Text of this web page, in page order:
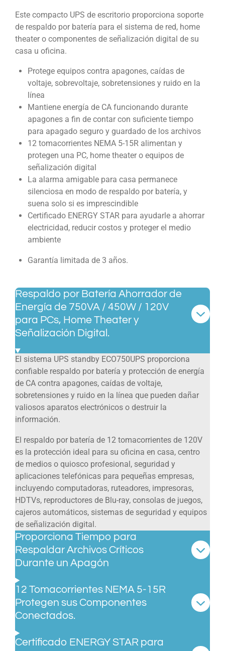
Este compacto UPS de escritorio proporciona soporte
de respaldo por batería para el sistema de red, home
theater o componentes de señalización digital de su
casa u oficina.
Protege equipos contra apagones, caídas de
voltaje, sobrevoltaje, sobretensiones y ruido en la
línea
Mantiene energía de CA funcionando durante
apagones a fin de contar con suficiente tiempo
para apagado seguro y guardado de los archivos
12 tomacorrientes NEMA 5-15R alimentan y
protegen una PC, home theater o equipos de
señalización digital
La alarma amigable para casa permanece
silenciosa en modo de respaldo por batería, y
suena solo si es imprescindible
Certificado ENERGY STAR para ayudarle a ahorrar
electricidad, reducir costos y proteger el medio
ambiente
Garantía limitada de 3 años.
Respaldo por Batería Ahorrador de
Energía de 750VA / 450W / 120V
para PCs, Home Theater y
Señalización Digital.
El sistema UPS standby ECO750UPS proporciona
confiable respaldo por batería y protección de energía
de CA contra apagones, caídas de voltaje,
sobretensiones y ruido en la línea que pueden dañar
valiosos aparatos electrónicos o destruir la
información.
El respaldo por batería de 12 tomacorrientes de 120V
es la protección ideal para su oficina en casa, centro
de medios o quiosco profesional, seguridad y
aplicaciones telefónicas para pequeñas empresas,
incluyendo computadoras, ruteadores, impresoras,
HDTVs, reproductores de Blu-ray, consolas de juegos,
cajeros automáticos, sistemas de seguridad y equipos
de señalización digital.
Proporciona Tiempo para
Respaldar Archivos Críticos
Durante un Apagón
12 Tomacorrientes NEMA 5-15R
Protegen sus Componentes
Conectados.
Certificado ENERGY STAR para